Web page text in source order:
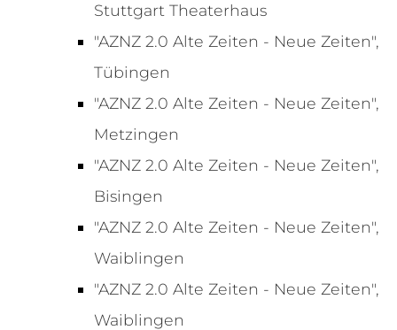
Stuttgart Theaterhaus
"AZNZ 2.0 Alte Zeiten - Neue Zeiten",
Tübingen
"AZNZ 2.0 Alte Zeiten - Neue Zeiten",
Metzingen
"AZNZ 2.0 Alte Zeiten - Neue Zeiten",
Bisingen
"AZNZ 2.0 Alte Zeiten - Neue Zeiten",
Waiblingen
"AZNZ 2.0 Alte Zeiten - Neue Zeiten",
Waiblingen